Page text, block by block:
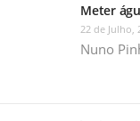
Meter
22 de Julho,
Nuno